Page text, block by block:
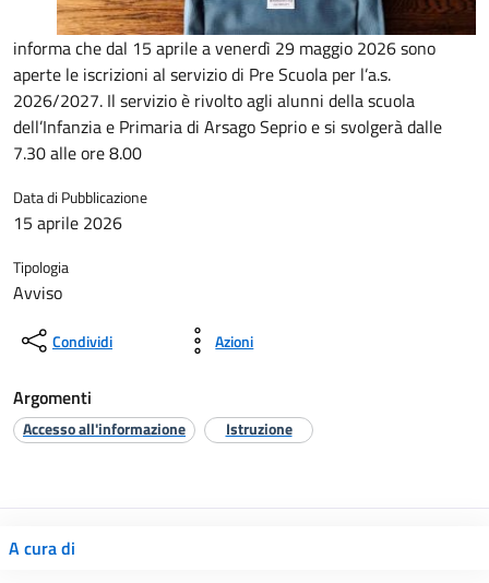
informa che dal 15 aprile a venerdì 29 maggio 2026 sono
aperte le iscrizioni al servizio di Pre Scuola per l’a.s.
2026/2027. Il servizio è rivolto agli alunni della scuola
dell’Infanzia e Primaria di Arsago Seprio e si svolgerà dalle
7.30 alle ore 8.00
Data di Pubblicazione
15 aprile 2026
Tipologia
Avviso
Condividi Azioni
Argomenti
Accesso all'informazione Istruzione
A cura di